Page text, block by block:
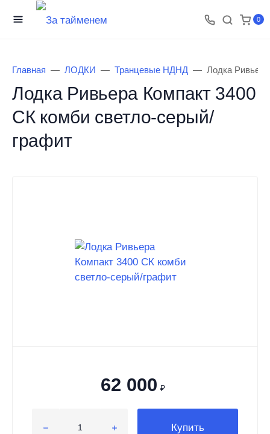
0
Главная ЛОДКИ Транцевые НДНД Лодка
Лодка Ривьера Компакт 3400
СК комби светло-серый/
графит
62 000 ₽
Купить